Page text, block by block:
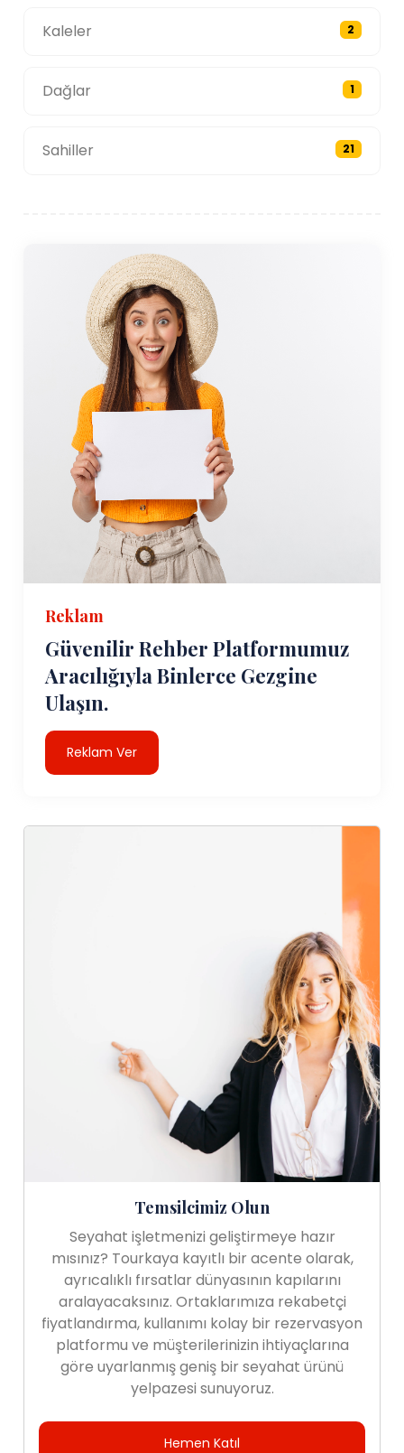
Kaleler 2
Dağlar 1
Sahiller 21
Reklam
Güvenilir Rehber Platformumuz
Aracılığıyla Binlerce Gezgine
Ulaşın.
Reklam Ver
Temsilcimiz Olun
Seyahat işletmenizi geliştirmeye hazır
mısınız? Tourkaya kayıtlı bir acente olarak,
ayrıcalıklı fırsatlar dünyasının kapılarını
aralayacaksınız. Ortaklarımıza rekabetçi
fiyatlandırma, kullanımı kolay bir rezervasyon
platformu ve müşterilerinizin ihtiyaçlarına
göre uyarlanmış geniş bir seyahat ürünü
yelpazesi sunuyoruz.
Hemen Katıl